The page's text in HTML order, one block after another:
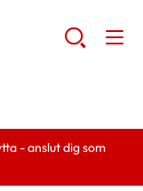
- anslut dig som